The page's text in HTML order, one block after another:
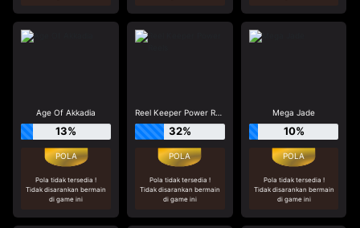
Age Of Akkadia
13%
Pola tidak tersedia !
Tidak disarankan bermain
di game ini
Reel Keeper Power Reels
32%
Pola tidak tersedia !
Tidak disarankan bermain
di game ini
Mega Jade
10%
Pola tidak tersedia !
Tidak disarankan bermain
di game ini